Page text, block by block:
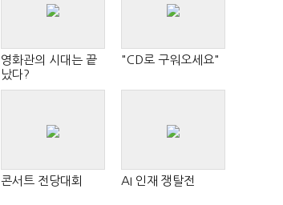
영화관의 시대는 끝
났다?
"CD로 구워오세요"
콘서트 전당대회 AI 인재 쟁탈전